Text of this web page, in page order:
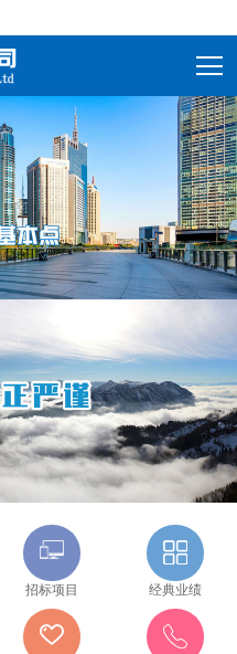
招标项目 经典业绩